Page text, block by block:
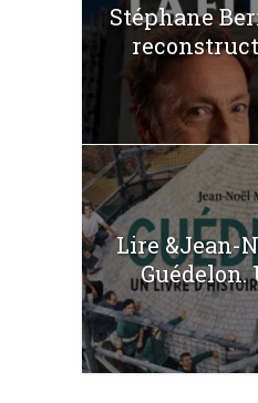
Stéphane
Lire &Jean-
Guédelon.